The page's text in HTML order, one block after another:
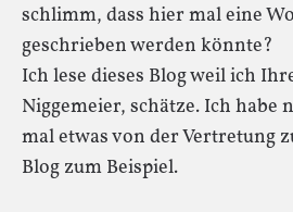
schlimm, dass hier mal eine
geschrieben werden könnte?
Ich lese dieses Blog weil ich
Niggemeier, schätze. Ich habe
mal etwas von der Vertretung
Blog zum Beispiel.